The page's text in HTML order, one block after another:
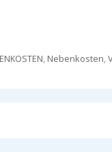
, Nebenkosten,